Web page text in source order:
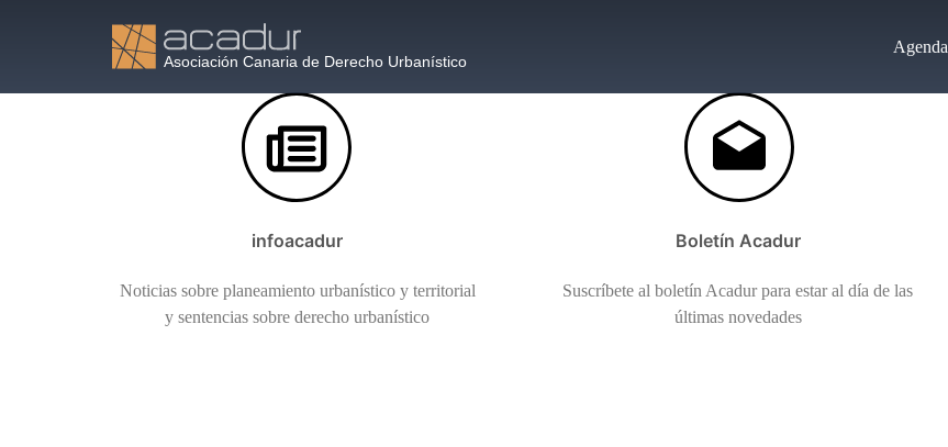
al
Agenda
infoacadur
Noticias sobre planeamiento urbanístico y territorial
y sentencias sobre derecho urbanístico
Boletín Acadur
Suscríbete al boletín Acadur para estar al día de las
últimas novedades